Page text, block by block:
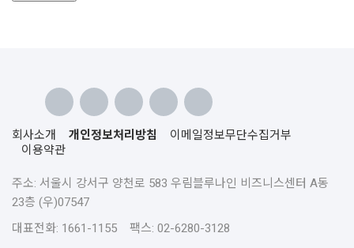
회사소개 개인정보처리방침
이메일정보무단수집거부
이용약관
주소: 서울시 강서구 양천로 583 우림블루나인 비즈니스센터 A동
23층 (우)07547
대표전화: 1661-1155 팩스: 02-6280-3128